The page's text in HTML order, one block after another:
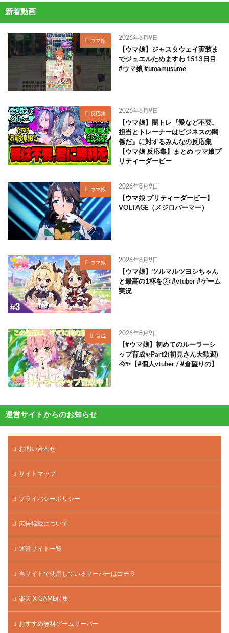
新着動画
ウマ娘 2026年8月9日
【ウマ娘】ジャスタウェイ実装ま
でジュエルためますわ 1513日目
#ウマ娘 #umamusume
反応集 2026年8月9日
【ウマ娘】闇トレ『愛など不要。
担当とトレーナーはビジネスの関
係だ』に対するみんなの反応集
【ウマ娘 反応集】まとめ ウマ娘プ
リティーダービー
ウマ娘 2026年8月9日
【ウマ娘 プリティーダービー】
VOLTAGE（メジロパーマー）
ウマ娘 2026年8月9日
【ウマ娘】ツルマルツヨシちゃん
と最高の1杯を③ #vtuber #ゲーム
実況
育成 2026年8月9日
【#ウマ娘】初めてのルーラーシ
ップ育成✨Part2(初見さん大歓迎)
🐴✨【#個人vtuber / #倉望りの】
運営サイトからのお知らせ
お問い合わせ
サイトマップ
プライバシーポリシー
広告掲載について
運営サイト一覧
当サイトで使用しているサーバーはコチラ
楽天 X GAME特集
おすすめ無料ゲームサーバー